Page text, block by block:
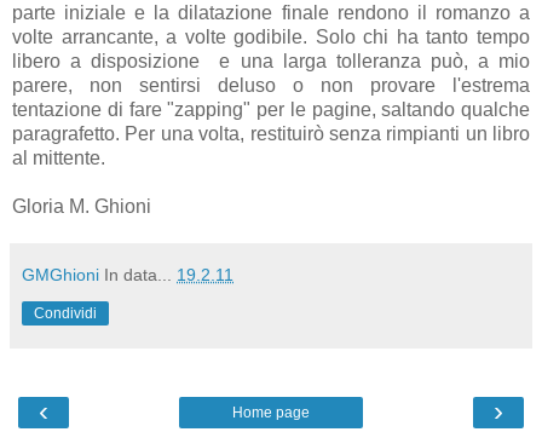
parte iniziale e la dilatazione finale rendono il romanzo a
volte arrancante, a volte godibile. Solo chi ha tanto tempo
libero a disposizione e una larga tolleranza può, a mio
parere, non sentirsi deluso o non provare l'estrema
tentazione di fare "zapping" per le pagine, saltando qualche
paragrafetto. Per una volta, restituirò senza rimpianti un libro
al mittente.
Gloria M. Ghioni
GMGhioni In data... 19.2.11
Condividi
‹ ›
Home page